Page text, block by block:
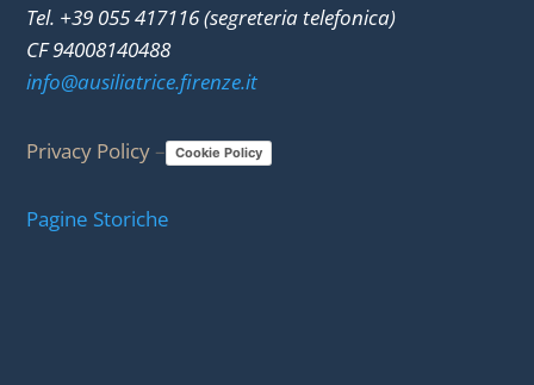
Tel. +39 055 417116 (segreteria telefonica)
CF 94008140488
info@ausiliatrice.firenze.it
Privacy Policy – Cookie Policy
Pagine Storiche